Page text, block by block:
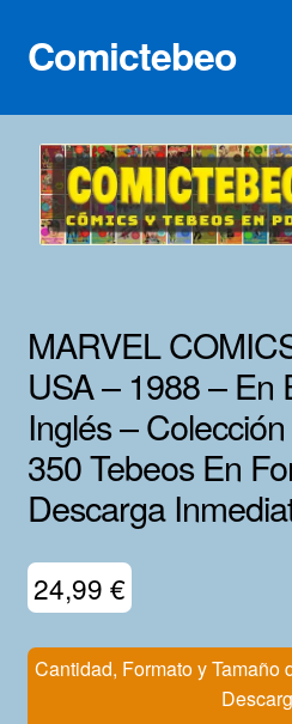
Ir
a
Ir
al
Comictebeo
Inicio
Categorías
Franco-Belga
Lotes 100
Adultos
Porno 3D
Mi Cuenta
MARVEL
USA – 1988 – En
Inglés –
350 Tebeos En
Descarga
24,99 €
Cantidad, Formato y Tamaño